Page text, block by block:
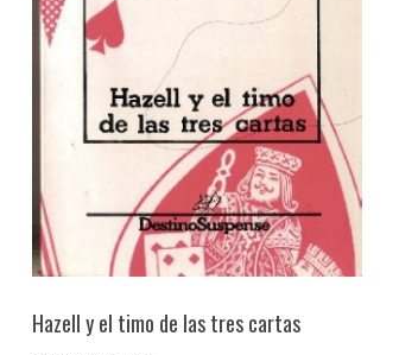
Hazell y el timo de las tres cartas